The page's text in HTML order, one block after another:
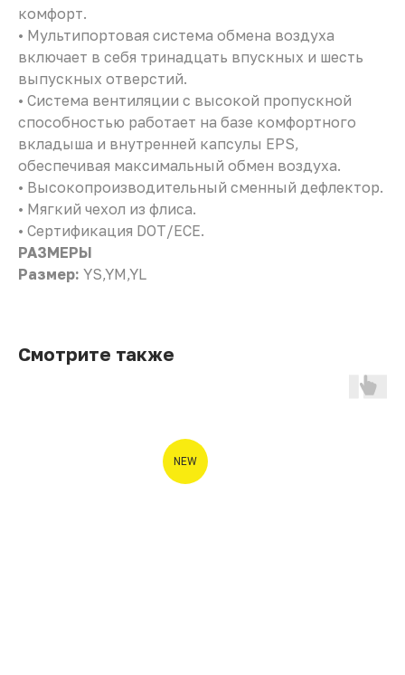
комфорт.
• Мультипортовая система обмена воздуха
включает в себя тринадцать впускных и шесть
выпускных отверстий.
• Система вентиляции с высокой пропускной
способностью работает на базе комфортного
вкладыша и внутренней капсулы EPS,
обеспечивая максимальный обмен воздуха.
• Высокопроизводительный сменный дефлектор.
• Мягкий чехол из флиса.
• Сертификация DOT/ECE.
РАЗМЕРЫ
Размер: YS,YM,YL
Смотрите также
NEW